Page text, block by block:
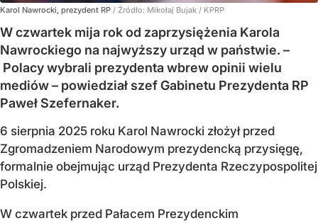
Karol Nawrocki, prezydent RP / Źródło: Mikołaj Bujak / KPRP
W czwartek mija rok od zaprzysiężenia Karola
Nawrockiego na najwyższy urząd w państwie. –
Polacy wybrali prezydenta wbrew opinii wielu
mediów – powiedział szef Gabinetu Prezydenta RP
Paweł Szefernaker.
6 sierpnia 2025 roku Karol Nawrocki złożył przed
Zgromadzeniem Narodowym prezydencką przysięgę,
formalnie obejmując urząd Prezydenta Rzeczypospolitej
Polskiej.
W czwartek przed Pałacem Prezydenckim